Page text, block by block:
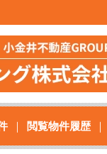
閲覧物件履歴